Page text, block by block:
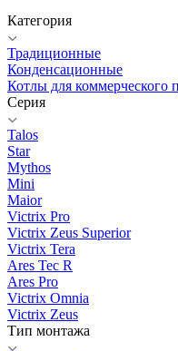
Категория
Традиционные
Конденсационные
Котлы для коммерческого
Серия
Talos
Star
Mythos
Mini
Maior
Victrix Pro
Victrix Zeus Superior
Victrix Tera
Ares Tec R
Ares Pro
Victrix Omnia
Victrix Zeus
Тип монтажа